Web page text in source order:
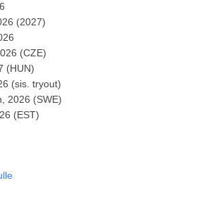
(2027)
(CZE)
(HUN)
(sis. tryout)
2026 (SWE)
(EST)